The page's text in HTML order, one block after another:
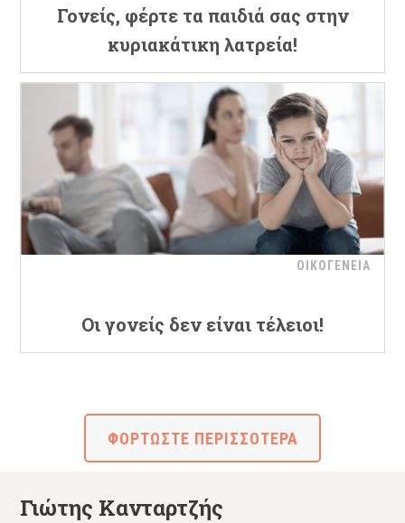
Γονείς, φέρτε τα παιδιά σας στην
κυριακάτικη λατρεία!
ΟΙΚΟΓΕΝΕΙΑ
Οι γονείς δεν είναι τέλειοι!
ΦΟΡΤΩΣΤΕ ΠΕΡΙΣΣΟΤΕΡΑ
Γιώτης Κανταρτζής